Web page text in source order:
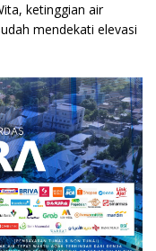
ketinggian air
mendekati elevasi